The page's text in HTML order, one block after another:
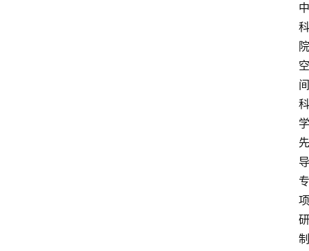
中
科
院
空
间
科
学
先
导
专
项
研
制